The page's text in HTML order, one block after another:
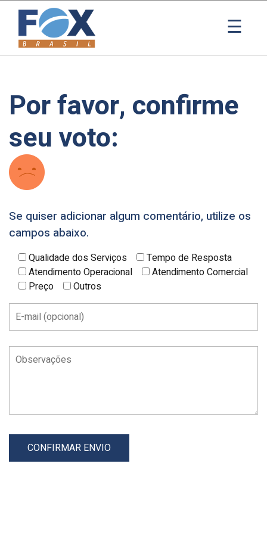
☰×
Por favor, confirme
seu voto:
Se quiser adicionar algum comentário, utilize os
campos abaixo.
Qualidade dos Serviços
Tempo de Resposta
Atendimento Operacional
Atendimento Comercial
Preço
Outros